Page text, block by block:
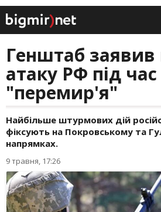
Генштаб заявив
атаку РФ під час
"перемир'я"
Найбільше штурмових дій
фіксують на Покровському та
напрямках.
9 травня, 17:26